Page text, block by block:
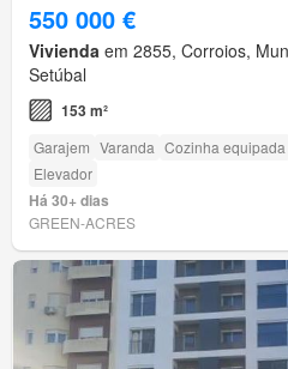
550 000 €
Vivienda em 2855, Corroios,
Setúbal
153 m²
Garajem Varanda Cozinha equipada
Elevador
Há 30+ dias
GREEN-ACRES